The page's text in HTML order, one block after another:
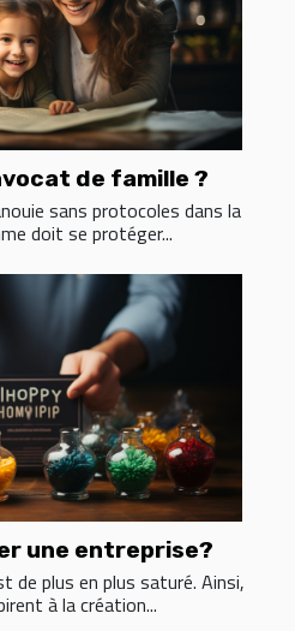
de famille ?
sans protocoles dans la
doit se protéger...
une entreprise?
de plus en plus saturé. Ainsi,
à la création...